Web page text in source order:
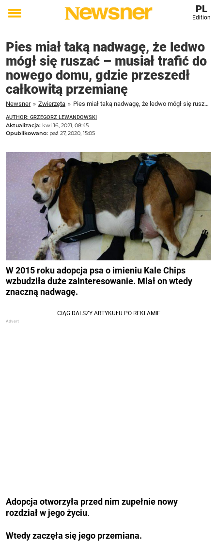
Toggle
PL
Edition
Pies miał taką nadwagę, że ledwo
mógł się ruszać – musiał trafić do
nowego domu, gdzie przeszedł
całkowitą przemianę
Newsner » Zwierzęta » Pies miał taką nadwagę, że ledwo mógł się ruszać - musiał trafić do nowego domu, gdzie przeszedł całkowitą przemianę
AUTHOR: GRZEGORZ LEWANDOWSKI
Aktualizacja: kwi 16, 2021, 08:45
Opublikowano: paź 27, 2020, 15:05
W 2015 roku adopcja psa o imieniu Kale Chips
wzbudziła duże zainteresowanie. Miał on wtedy
znaczną nadwagę.
Adopcja otworzyła przed nim zupełnie nowy
rozdział w jego życiu.
Wtedy zaczęła się jego przemiana.